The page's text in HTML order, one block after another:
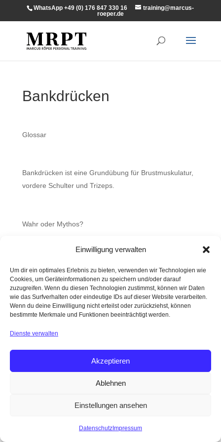
Einwilligung verwalten
Um dir ein optimales Erlebnis zu bieten, verwenden wir Technologien wie
Cookies, um Geräteinformationen zu speichern und/oder darauf
zuzugreifen. Wenn du diesen Technologien zustimmst, können wir Daten
wie das Surfverhalten oder eindeutige IDs auf dieser Website verarbeiten.
Wenn du deine Einwilligung nicht erteilst oder zurückziehst, können
bestimmte Merkmale und Funktionen beeinträchtigt werden.
Dienste verwalten
Akzeptieren
Ablehnen
Einstellungen ansehen
Datenschutz Impressum
WhatsApp +49 (0) 176 847 330 16
training@marcus-
roeper.de
Bankdrücken
Glossar
Bankdrücken ist eine Grundübung für Brustmuskulatur,
vordere Schulter und Trizeps.
Wahr oder Mythos?
steckt da etwas substantielles dahinter?
Was ist gesunder Stuhlgang?
Darm mit Charme
Faszien
DATENSCHUTZ IMPRESSUM
AGB
WERBEHINWEIS
NEWSLETTER